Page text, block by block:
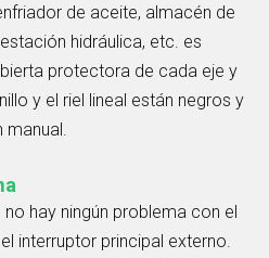
de aceite, almacén de
hidráulica, etc. es
protectora de cada eje y
y el riel lineal están negros y
hay ningún problema con el
interruptor principal externo.